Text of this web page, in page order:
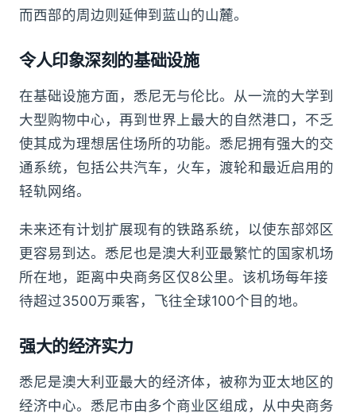
而西部的周边则延伸到蓝山的山麓。
令人印象深刻的基础设施
在基础设施方面，悉尼无与伦比。从一流的大学到
大型购物中心，再到世界上最大的自然港口，不乏
使其成为理想居住场所的功能。悉尼拥有强大的交
通系统，包括公共汽车，火车，渡轮和最近启用的
轻轨网络。
未来还有计划扩展现有的铁路系统，以使东部郊区
更容易到达。悉尼也是澳大利亚最繁忙的国家机场
所在地，距离中央商务区仅8公里。该机场每年接
待超过3500万乘客，飞往全球100个目的地。
强大的经济实力
悉尼是澳大利亚最大的经济体，被称为亚太地区的
经济中心。悉尼市由多个商业区组成，从中央商务